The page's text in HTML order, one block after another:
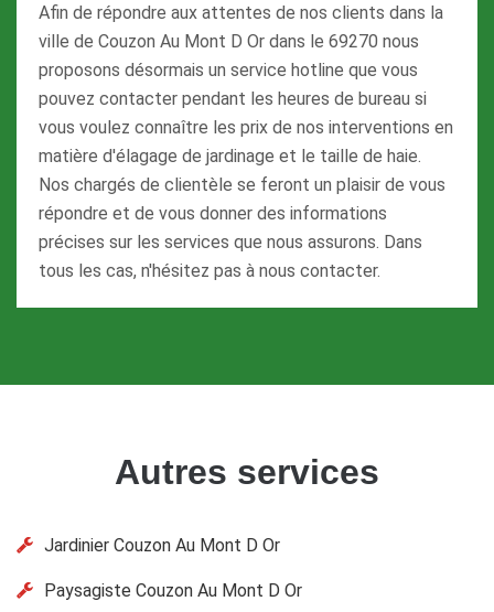
Afin de répondre aux attentes de nos clients dans la
ville de Couzon Au Mont D Or dans le 69270 nous
proposons désormais un service hotline que vous
pouvez contacter pendant les heures de bureau si
vous voulez connaître les prix de nos interventions en
matière d'élagage de jardinage et le taille de haie.
Nos chargés de clientèle se feront un plaisir de vous
répondre et de vous donner des informations
précises sur les services que nous assurons. Dans
tous les cas, n'hésitez pas à nous contacter.
Autres services
Jardinier Couzon Au Mont D Or
Paysagiste Couzon Au Mont D Or